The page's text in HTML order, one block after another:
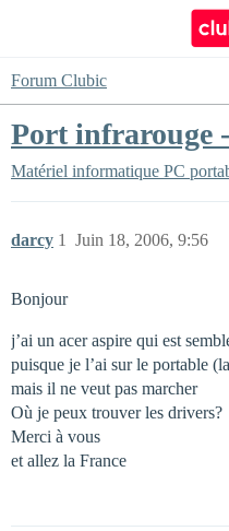
Forum Clubic
Port infrarouge
Matériel informatique PC
darcy Juin 18, 2006, 9:56
1
Bonjour
j’ai un acer aspire qui est
puisque je l’ai sur le portable
mais il ne veut pas marcher
Où je peux trouver les drivers?
Merci à vous
et allez la France